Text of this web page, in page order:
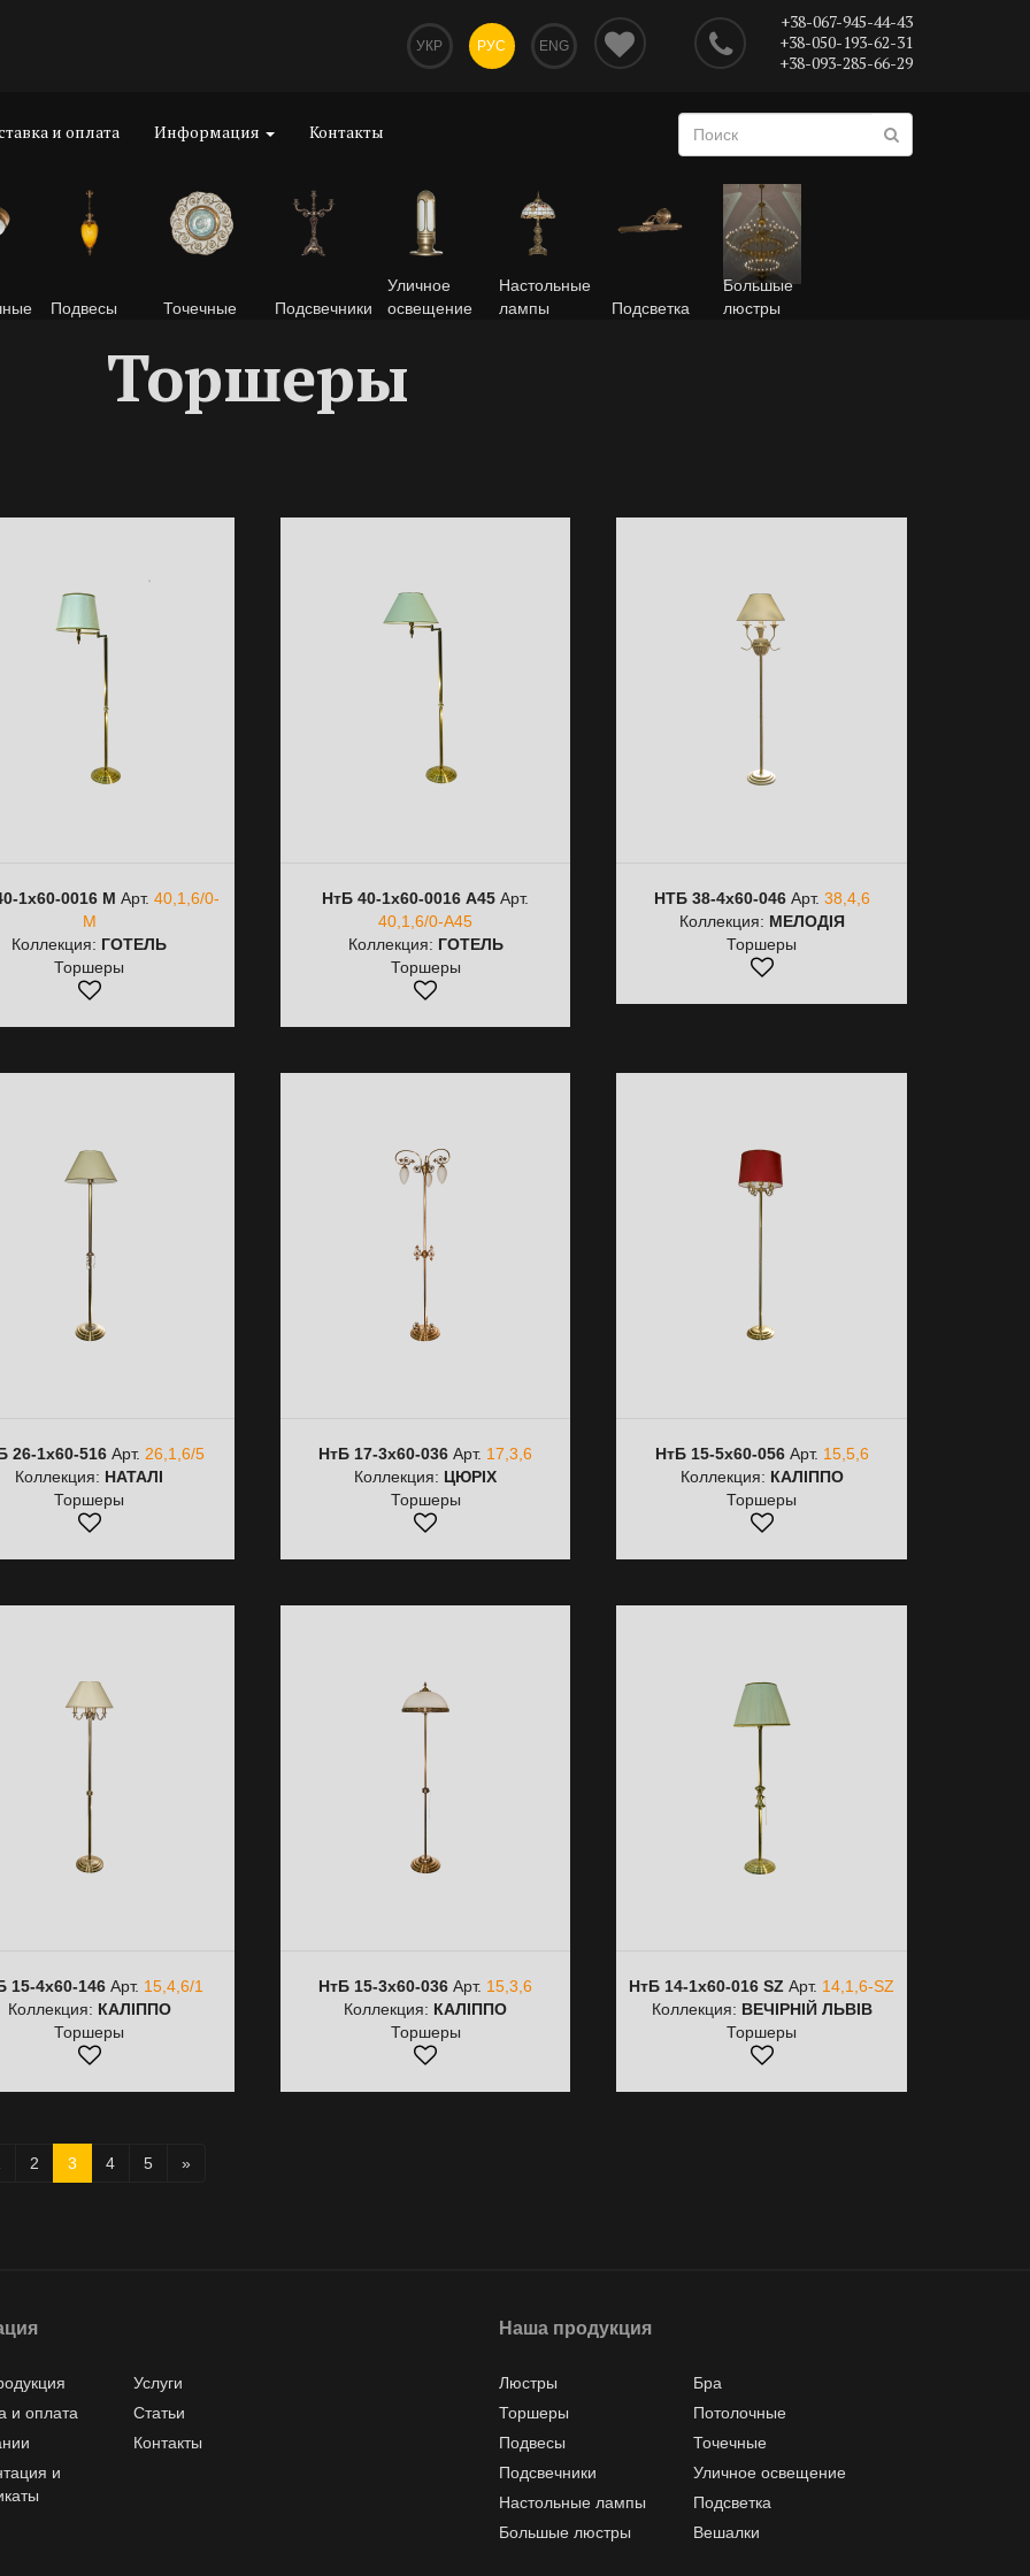
УКР РУС ENG
+38-067-945-44-43
+38-050-193-62-31
+38-093-285-66-29
и оплата Информация Контакты
Подвесы Точечные Подсвечники
Уличное
освещение
Настольные
лампы
Подсветка
Большые
люстры
Торшеры
1х60-0016 M Арт.40,1,6/0-
M
Коллекция: ГОТЕЛЬ
Торшеры
НтБ 40-1х60-0016 A45 Арт.
40,1,6/0-A45
Коллекция: ГОТЕЛЬ
Торшеры
НТБ 38-4х60-046Арт. 38,4,6
Коллекция: МЕЛОДІЯ
Торшеры
26-1х60-516Арт. 26,1,6/5
Коллекция: НАТАЛІ
Торшеры
НтБ 17-3х60-036 Арт. 17,3,6
Коллекция: ЦЮРІХ
Торшеры
НтБ 15-5х60-056Арт. 15,5,6
Коллекция: КАЛІППО
Торшеры
15-4х60-146Арт. 15,4,6/1
Коллекция: КАЛІППО
Торшеры
НтБ 15-3х60-036 Арт. 15,3,6
Коллекция: КАЛІППО
Торшеры
НтБ 14-1х60-016 SZ Арт. 14,1,6-SZ
Коллекция: ВЕЧІРНІЙ ЛЬВІВ
Торшеры
2 3 4 5 »
Услуги
и оплата
Статьи
Контакты
и
Наша продукция
Люстры
Бра
Торшеры
Потолочные
Подвесы
Точечные
Подсвечники
Уличное освещение
Настольные лампы
Подсветка
Большые люстры
Вешалки